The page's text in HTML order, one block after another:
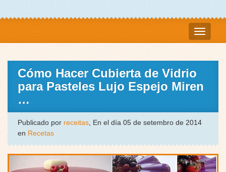
Cómo Hacer Cubierta de Vidrio
para Pasteles Lujo Espejo Miren
…
Publicado por receitas, En el día 05 de setembro de 2014
en Recetas